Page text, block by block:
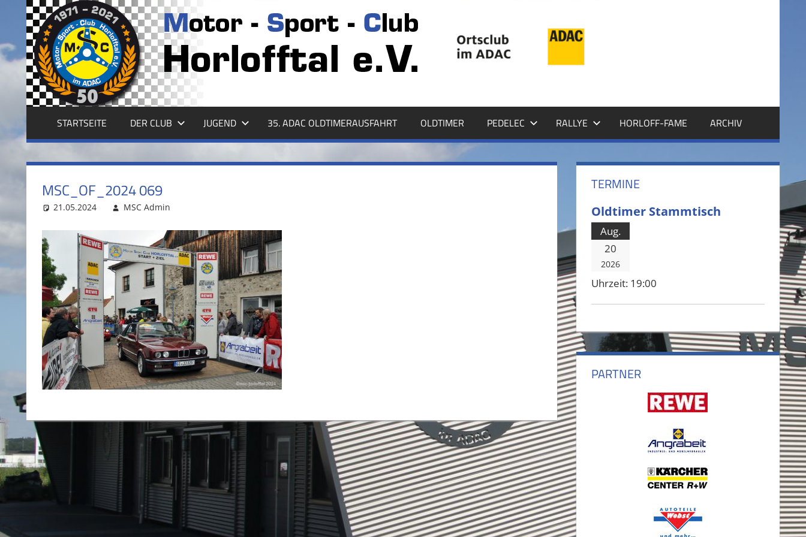
springen MSC
HORLOFFTAL
E.V.
STARTSEITE DER CLUB JUGEND 35. ADAC OLDTIMERAUSFAHRT OLDTIMER PEDELEC RALLYE HORLOFF-FAME ARCHIV
MSC_OF_2024 069
21.05.2024 MSC Admin
TERMINE
Oldtimer Stammtisch
Aug.
20
2026
Uhrzeit: 19:00
PARTNER